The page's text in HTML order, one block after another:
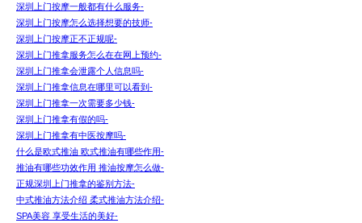
深圳上门按摩一般都有什么服务-
深圳上门按摩怎么选择想要的技师-
深圳上门按摩正不正规呢-
深圳上门推拿服务怎么在在网上预约-
深圳上门推拿会泄露个人信息吗-
深圳上门推拿信息在哪里可以看到-
深圳上门推拿一次需要多少钱-
深圳上门推拿有假的吗-
深圳上门推拿有中医按摩吗-
什么是欧式推油 欧式推油有哪些作用-
推油有哪些功效作用 推油按摩怎么做-
正规深圳上门推拿的鉴别方法-
中式推油方法介绍 柔式推油方法介绍-
SPA美容 享受生活的美好-